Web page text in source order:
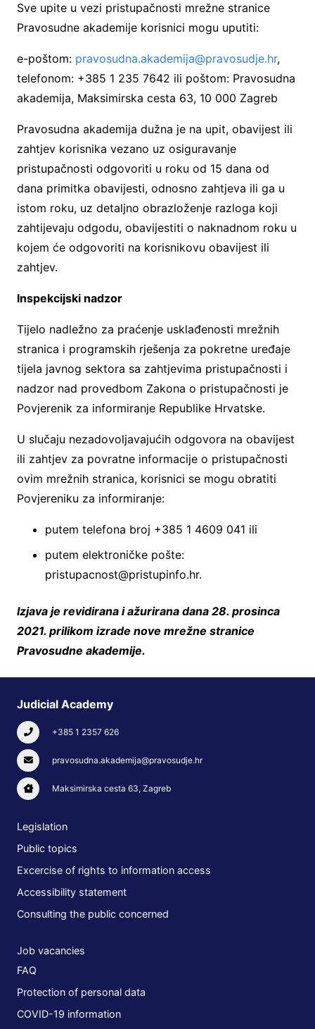
Sve upite u vezi pristupačnosti mrežne stranice
Pravosudne akademije korisnici mogu uputiti:
e-poštom: pravosudna.akademija@pravosudje.hr,
telefonom: +385 1 235 7642 ili poštom: Pravosudna
akademija, Maksimirska cesta 63, 10 000 Zagreb
Pravosudna akademija dužna je na upit, obavijest ili
zahtjev korisnika vezano uz osiguravanje
pristupačnosti odgovoriti u roku od 15 dana od
dana primitka obavijesti, odnosno zahtjeva ili ga u
istom roku, uz detaljno obrazloženje razloga koji
zahtijevaju odgodu, obavijestiti o naknadnom roku u
kojem će odgovoriti na korisnikovu obavijest ili
zahtjev.
Inspekcijski nadzor
Tijelo nadležno za praćenje usklađenosti mrežnih
stranica i programskih rješenja za pokretne uređaje
tijela javnog sektora sa zahtjevima pristupačnosti i
nadzor nad provedbom Zakona o pristupačnosti je
Povjerenik za informiranje Republike Hrvatske.
U slučaju nezadovoljavajućih odgovora na obavijest
ili zahtjev za povratne informacije o pristupačnosti
ovim mrežnih stranica, korisnici se mogu obratiti
Povjereniku za informiranje:
putem telefona broj +385 1 4609 041 ili
putem elektroničke pošte:
pristupacnost@pristupinfo.hr.
Izjava je revidirana i ažurirana dana 28. prosinca
2021. prilikom izrade nove mrežne stranice
Pravosudne akademije.
Judicial Academy
+385 1 2357 626
pravosudna.akademija@pravosudje.hr
Maksimirska cesta 63, Zagreb
Legislation
Public topics
Excercise of rights to information access
Accessibility statement
Consulting the public concerned
Job vacancies
FAQ
Protection of personal data
COVID-19 information